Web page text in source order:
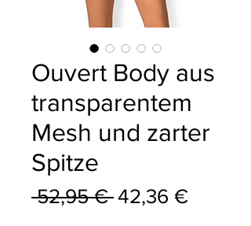
Ouvert Body aus
transparentem
Mesh und zarter
Spitze
52,95 € Standardpreis
42,36 €Sale-